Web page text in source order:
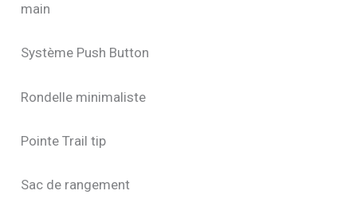
main
Système Push Button
Rondelle minimaliste
Pointe Trail tip
Sac de rangement